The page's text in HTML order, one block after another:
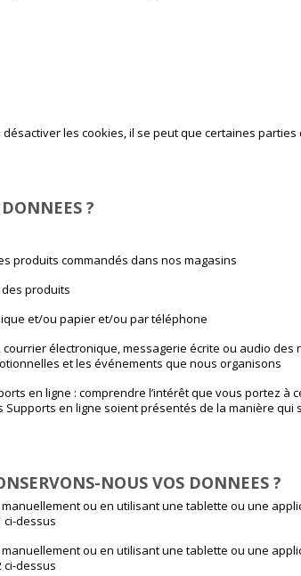
les cookies, il se peut que certaines
?
produits commandés dans nos magasins
produits
et/ou papier et/ou par téléphone
électronique, messagerie écrite ou audio
et les événements que nous organisons
en ligne : comprendre l’intérêt que vous portez à
en ligne soient présentés de la manière qui
NOUS VOS DONNEES ?
ou en utilisant une tablette ou une
dessus
ou en utilisant une tablette ou une
dessus